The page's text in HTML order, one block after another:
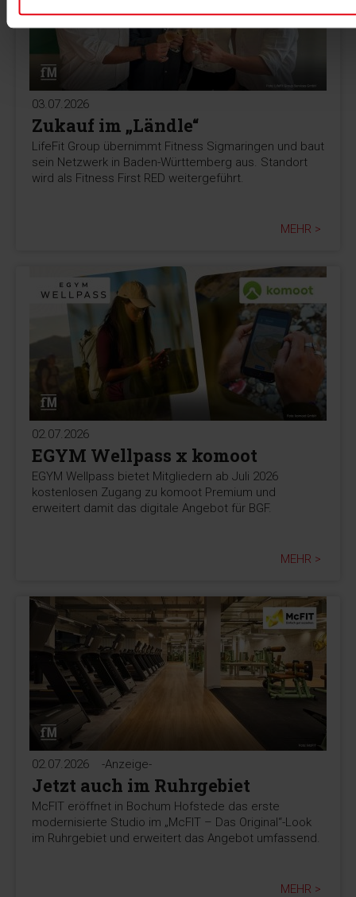
03.07.2026
Zukauf im „Ländle“
LifeFit Group übernimmt Fitness Sigmaringen und baut
sein Netzwerk in Baden-Württemberg aus. Standort
wird als Fitness First RED weitergeführt.
MEHR >
02.07.2026
EGYM Wellpass x komoot
EGYM Wellpass bietet Mitgliedern ab Juli 2026
kostenlosen Zugang zu komoot Premium und
erweitert damit das digitale Angebot für BGF.
MEHR >
02.07.2026 -Anzeige-
Jetzt auch im Ruhrgebiet
McFIT eröffnet in Bochum Hofstede das erste
modernisierte Studio im „McFIT – Das Original“-Look
im Ruhrgebiet und erweitert das Angebot umfassend.
MEHR >